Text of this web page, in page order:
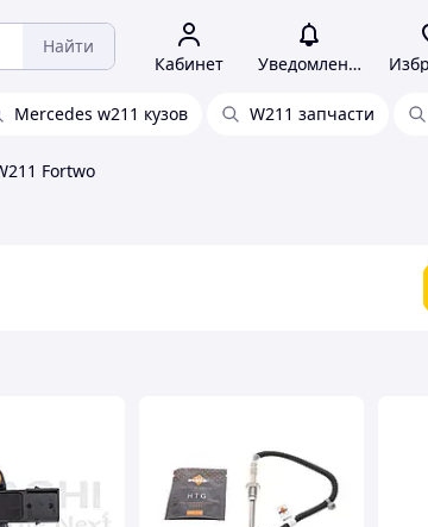
Найти
Кабинет Уведомления
Mercedes w211 кузов W211 запчасти
Fortwo